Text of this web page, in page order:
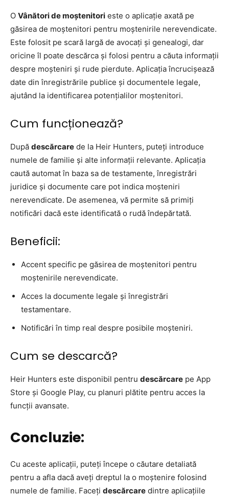
O Vânători de moștenitori este o aplicație axată pe
găsirea de moștenitori pentru moștenirile nerevendicate.
Este folosit pe scară largă de avocați și genealogi, dar
oricine îl poate descărca și folosi pentru a căuta informații
despre moșteniri și rude pierdute. Aplicația încrucișează
date din înregistrările publice și documentele legale,
ajutând la identificarea potențialilor moștenitori.
Cum funcționează?
După descărcare de la Heir Hunters, puteți introduce
numele de familie și alte informații relevante. Aplicația
caută automat în baza sa de testamente, înregistrări
juridice și documente care pot indica moșteniri
nerevendicate. De asemenea, vă permite să primiți
notificări dacă este identificată o rudă îndepărtată.
Beneficii:
Accent specific pe găsirea de moștenitori pentru
moștenirile nerevendicate.
Acces la documente legale și înregistrări
testamentare.
Notificări în timp real despre posibile moșteniri.
Cum se descarcă?
Heir Hunters este disponibil pentru descărcare pe App
Store și Google Play, cu planuri plătite pentru acces la
funcții avansate.
Concluzie:
Cu aceste aplicații, puteți începe o căutare detaliată
pentru a afla dacă aveți dreptul la o moștenire folosind
numele de familie. Faceți descărcare dintre aplicațiile